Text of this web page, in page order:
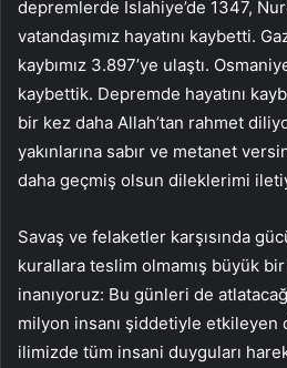
depremlerde İslahiye’de 1347,
vatandaşımız hayatını kaybetti.
kaybımız 3.897’ye ulaştı.
kaybettik. Depremde hayatını
bir kez daha Allah’tan rahmet
yakınlarına sabır ve metanet
daha geçmiş olsun dileklerimi
Savaş ve felaketler karşısında
kurallara teslim olmamış büyük
inanıyoruz: Bu günleri de
milyon insanı şiddetiyle etkileyen
ilimizde tüm insani duyguları